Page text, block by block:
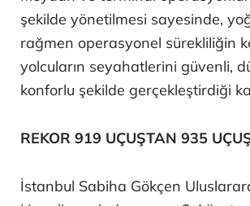
şekilde yönetilmesi sayesinde,
rağmen operasyonel sürekliliğin
yolcuların seyahatlerini güvenli,
konforlu şekilde gerçekleştirdiği
REKOR 919 UÇUŞTAN 935
İstanbul Sabiha Gökçen